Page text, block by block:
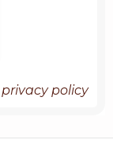
privacy policy